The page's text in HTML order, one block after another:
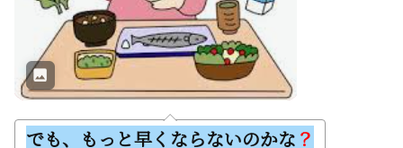
でも、もっと早くならないのかな ？